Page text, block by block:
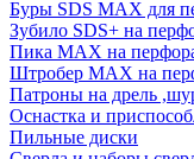
Буры SDS MAX для
Зубило SDS+ на
Пика MAX на
Штробер MAX на
Патроны на дрель
Оснастка и
Пильные диски